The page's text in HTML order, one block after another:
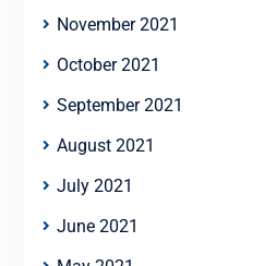
November 2021
October 2021
September 2021
August 2021
July 2021
June 2021